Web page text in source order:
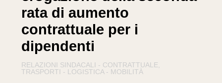
rata di aumento
contrattuale per i
dipendenti
RELAZIONI SINDACALI - CONTRATTUALE
TRASPORTI - LOGISTICA - MOBILITÀ